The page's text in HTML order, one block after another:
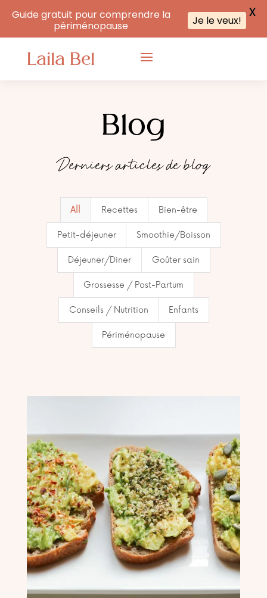
Laila Bel
Blog
Derniers articles de blog
All Recettes Bien-être
Petit-déjeuner Smoothie/Boisson
Déjeuner/Diner Goûter sain
Grossesse / Post-Partum
Conseils / Nutrition Enfants
Périménopause
Guide gratuit pour comprendre la
périménopause
Je le veux! X